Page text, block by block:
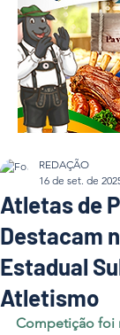
Atletas de
Destacam
Estadual
Atletismo
REDAÇÃO
16 de set. de
Competição foi